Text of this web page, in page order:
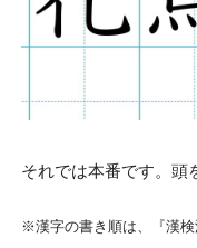
それでは本番です。頭
※漢字の書き順は、『漢